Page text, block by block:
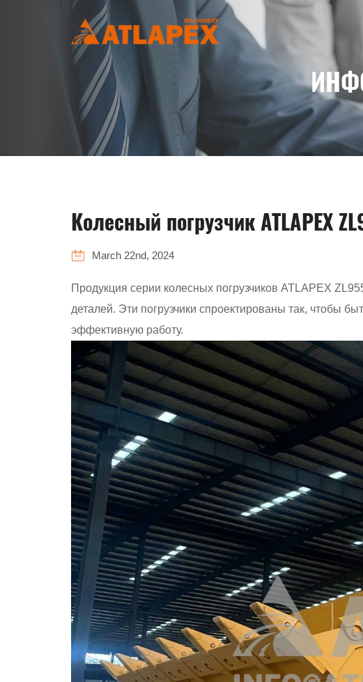
Колесный погрузчик ATLAPEX
March 22nd, 2024
Продукция серии колесных погрузчиков ATLAPEX
деталей. Эти погрузчики спроектированы так, чтобы
эффективную работу.